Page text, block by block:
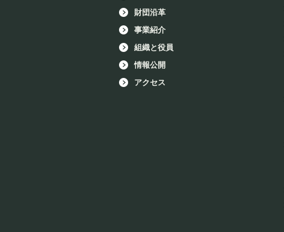
財団沿革
事業紹介
組織と役員
情報公開
アクセス